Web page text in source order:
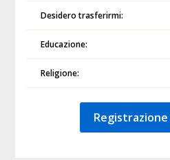
Desidero trasferirmi:
Educazione:
Religione: